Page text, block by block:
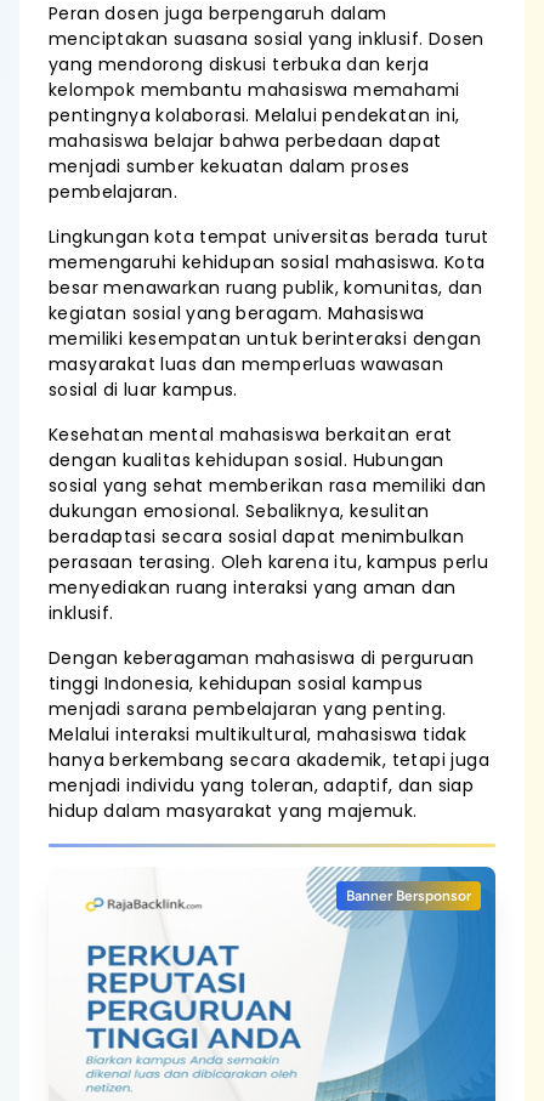
Peran dosen juga berpengaruh dalam
menciptakan suasana sosial yang inklusif. Dosen
yang mendorong diskusi terbuka dan kerja
kelompok membantu mahasiswa memahami
pentingnya kolaborasi. Melalui pendekatan ini,
mahasiswa belajar bahwa perbedaan dapat
menjadi sumber kekuatan dalam proses
pembelajaran.
Lingkungan kota tempat universitas berada turut
memengaruhi kehidupan sosial mahasiswa. Kota
besar menawarkan ruang publik, komunitas, dan
kegiatan sosial yang beragam. Mahasiswa
memiliki kesempatan untuk berinteraksi dengan
masyarakat luas dan memperluas wawasan
sosial di luar kampus.
Kesehatan mental mahasiswa berkaitan erat
dengan kualitas kehidupan sosial. Hubungan
sosial yang sehat memberikan rasa memiliki dan
dukungan emosional. Sebaliknya, kesulitan
beradaptasi secara sosial dapat menimbulkan
perasaan terasing. Oleh karena itu, kampus perlu
menyediakan ruang interaksi yang aman dan
inklusif.
Dengan keberagaman mahasiswa di perguruan
tinggi Indonesia, kehidupan sosial kampus
menjadi sarana pembelajaran yang penting.
Melalui interaksi multikultural, mahasiswa tidak
hanya berkembang secara akademik, tetapi juga
menjadi individu yang toleran, adaptif, dan siap
hidup dalam masyarakat yang majemuk.
Banner Bersponsor